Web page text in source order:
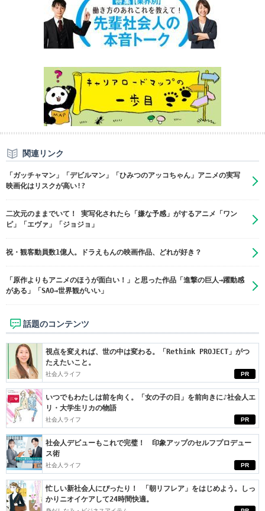
関連リンク
「ガッチャマン」「デビルマン」「ひみつのアッコちゃん」アニメの実写
映画化はリスクが高い!?
二次元のままでいて！ 実写化されたら「嫌な予感」がするアニメ「ワン
ピ」「エヴァ」「ジョジョ」
祝・観客動員数1億人。ドラえもんの映画作品、どれが好き？
「原作よりもアニメのほうが面白い！」と思った作品「進撃の巨人→躍動感
がある」「SAO→世界観がいい」
話題のコンテンツ
PR
視点を変えれば、世の中は変わる。「Rethink PROJECT」がつ
たえたいこと。
社会人ライフ
PR
いつでもわたしは前を向く。「女の子の日」を前向きに♪社会人エ
リ・大学生リカの物語
社会人ライフ
PR
社会人デビューもこれで完璧！ 印象アップのセルフプロデュー
ス術
社会人ライフ
忙しい新社会人にぴったり！ 「朝リフレア」をはじめよう。しっ
かりニオイケアして24時間快適。